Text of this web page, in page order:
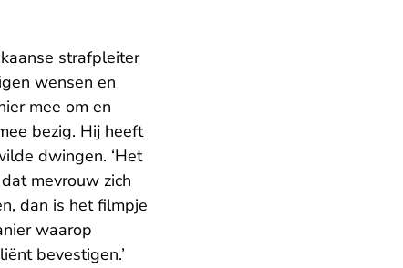
strafpleiter
wensen en
mee om en
bezig. Hij heeft
dwingen. ‘Het
mevrouw zich
dan is het filmpje
waarop
bevestigen.’